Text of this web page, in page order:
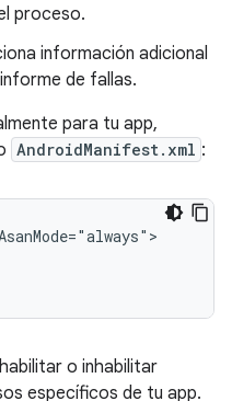
proceso.
información adicional
de fallas.
para tu app,
AndroidManifest.xml :
o inhabilitar
específicos de tu app.